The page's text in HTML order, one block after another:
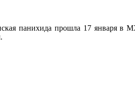
панихида прошла 17 января